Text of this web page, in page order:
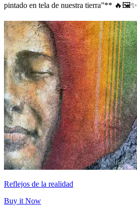
pintado en tela de nuestra tierra”** 🔥🖼️✨
Reflejos de la realidad
Buy it Now